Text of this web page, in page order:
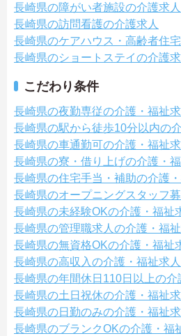
長崎県の障がい者施設の介護求人
長崎県の訪問看護の介護求人
長崎県のケアハウス・高齢者住
長崎県のショートステイの介護求
こだわり条件
長崎県の夜勤専従の介護・福祉求
長崎県の駅から徒歩10分以内の
長崎県の車通勤可の介護・福祉求
長崎県の寮・借り上げの介護・
長崎県の住宅手当・補助の介護
長崎県のオープニングスタッフ
長崎県の未経験OKの介護・福祉
長崎県の管理職求人の介護・福祉
長崎県の無資格OKの介護・福祉
長崎県の高収入の介護・福祉求人
長崎県の年間休日110日以上の介
長崎県の土日祝休の介護・福祉求
長崎県の日勤のみの介護・福祉求
長崎県のブランクOKの介護・福